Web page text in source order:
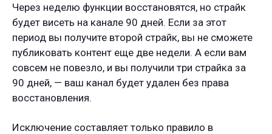
Через неделю функции восстановятся, но страйк
будет висеть на канале 90 дней. Если за этот
период вы получите второй страйк, вы не сможете
публиковать контент еще две недели. А если вам
совсем не повезло, и вы получили три страйка за
90 дней, — ваш канал будет удален без права
восстановления.
Исключение составляет только правило в